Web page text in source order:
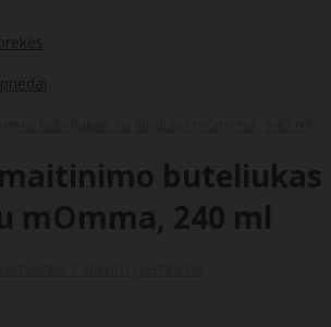
buteliukas
mOmma, 240 ml